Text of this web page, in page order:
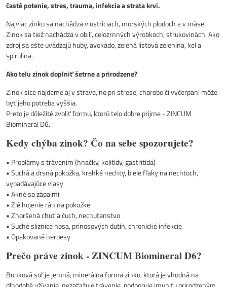
časté potenie, stres, trauma, infekcia a strata krvi.
Najviac zinku sa nachádza v ustriciach, morských plodoch a v mäse.
Zinok sa tiež nachádza v obilí, celozrnných výrobkoch, strukovinách. Ako
zdroj sa ešte uvádzajú huby, avokádo, zelená listová zelenina, kel a
spirulina.
Ako telu zinok doplniť šetrne a prirodzene?
Zinok síce nájdeme aj v strave, no pri strese, chorobe či vyčerpaní môže
byť jeho potreba vyššia.
Preto je dôležité zvoliť formu, ktorú telo dobre prijme - ZINCUM
Biomineral D6.
Kedy chýba zinok? Čo na sebe spozorujete?
• Problémy s trávením (hnačky, kolitídy, gastritída)
• Suchá a drsná pokožka, krehké nechty, biele fľaky na nechtoch,
vypadávajúce vlasy
• Akné so zápalmi
• Zlé hojenie rán na pokožke
• Zhoršená chuť a čuch, nechutenstvo
• Suché sliznice nosa, prínosových dutín, chronické infekcie
• Opakované herpesy
Prečo práve zinok - ZINCUM Biomineral D6?
Bunková soľ je jemná, minerálna forma zinku, ktorá je vhodná na